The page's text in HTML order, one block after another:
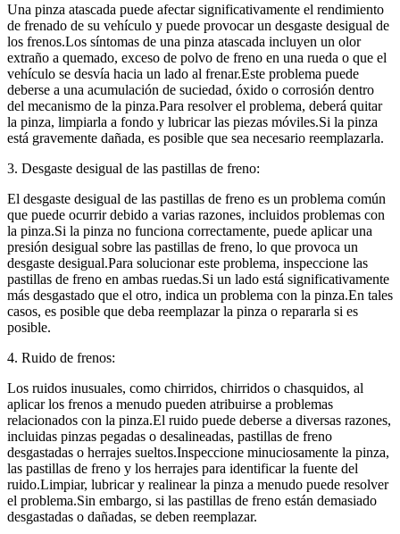
Una pinza atascada puede afectar significativamente el rendimiento
de frenado de su vehículo y puede provocar un desgaste desigual de
los frenos.Los síntomas de una pinza atascada incluyen un olor
extraño a quemado, exceso de polvo de freno en una rueda o que el
vehículo se desvía hacia un lado al frenar.Este problema puede
deberse a una acumulación de suciedad, óxido o corrosión dentro
del mecanismo de la pinza.Para resolver el problema, deberá quitar
la pinza, limpiarla a fondo y lubricar las piezas móviles.Si la pinza
está gravemente dañada, es posible que sea necesario reemplazarla.
3. Desgaste desigual de las pastillas de freno:
El desgaste desigual de las pastillas de freno es un problema común
que puede ocurrir debido a varias razones, incluidos problemas con
la pinza.Si la pinza no funciona correctamente, puede aplicar una
presión desigual sobre las pastillas de freno, lo que provoca un
desgaste desigual.Para solucionar este problema, inspeccione las
pastillas de freno en ambas ruedas.Si un lado está significativamente
más desgastado que el otro, indica un problema con la pinza.En tales
casos, es posible que deba reemplazar la pinza o repararla si es
posible.
4. Ruido de frenos:
Los ruidos inusuales, como chirridos, chirridos o chasquidos, al
aplicar los frenos a menudo pueden atribuirse a problemas
relacionados con la pinza.El ruido puede deberse a diversas razones,
incluidas pinzas pegadas o desalineadas, pastillas de freno
desgastadas o herrajes sueltos.Inspeccione minuciosamente la pinza,
las pastillas de freno y los herrajes para identificar la fuente del
ruido.Limpiar, lubricar y realinear la pinza a menudo puede resolver
el problema.Sin embargo, si las pastillas de freno están demasiado
desgastadas o dañadas, se deben reemplazar.